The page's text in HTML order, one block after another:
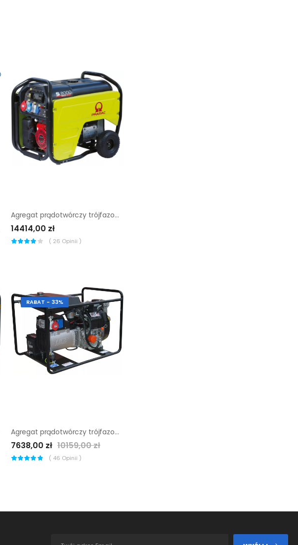
Agregat prądotwórczy trójfazowy Pramac S8000 AVR
14414,00 zł
( 26 Opinii )
RABAT - 33%
Agregat prądotwórczy trójfazowy Sumera Motor SMG-7TE-K
7638,00 zł 10159,00 zł
( 46 Opinii )